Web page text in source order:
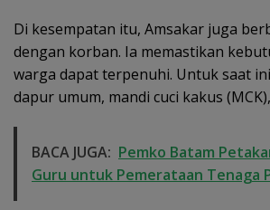
Di kesempatan itu, Amsakar juga
dengan korban. Ia memastikan
warga dapat terpenuhi. Untuk saat
dapur umum, mandi cuci kakus
BACA JUGA: Pemko Batam
Guru untuk Pemerataan Tenaga